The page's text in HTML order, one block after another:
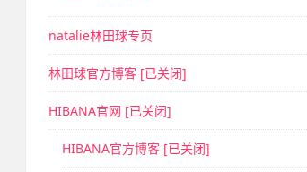
natalie林田球专页
林田球官方博客 [已关闭]
HIBANA官网 [已关闭]
HIBANA官方博客 [已关闭]